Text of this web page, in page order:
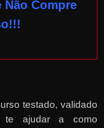
Não Compre
testado, validado
te ajudar a como